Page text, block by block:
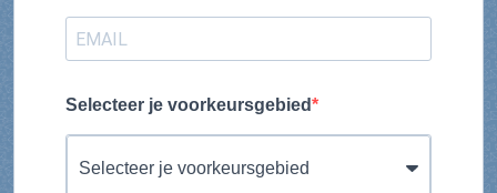
Selecteer je voorkeursgebied